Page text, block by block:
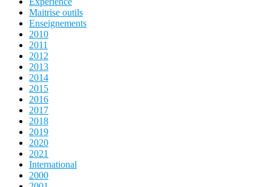
Maitrise outils
Enseignements
2010
2011
2012
2013
2014
2015
2016
2017
2018
2019
2020
2021
International
2000